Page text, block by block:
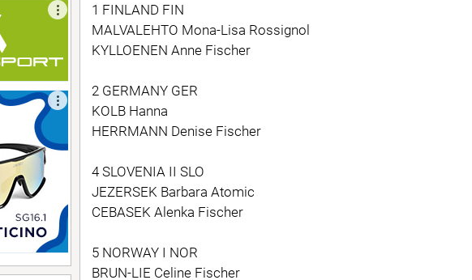
1 FINLAND FIN
MALVALEHTO Mona-Lisa Rossignol
KYLLOENEN Anne Fischer
2 GERMANY GER
KOLB Hanna
HERRMANN Denise Fischer
4 SLOVENIA II SLO
JEZERSEK Barbara Atomic
CEBASEK Alenka Fischer
5 NORWAY I NOR
BRUN-LIE Celine Fischer